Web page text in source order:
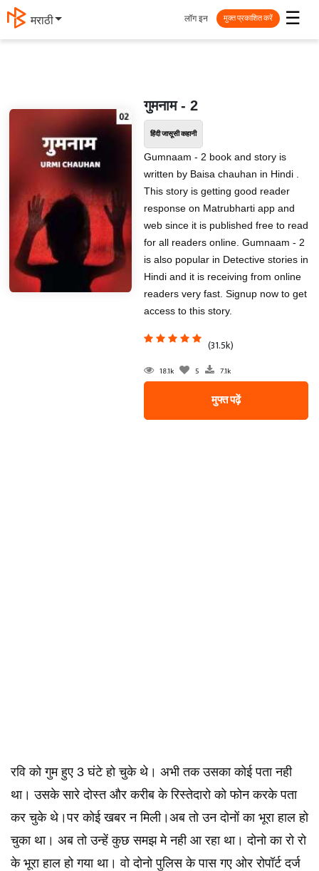
मराठी ☰
लॉग इन मुक्त प्रकाशित करें
गुमनाम - 2
हिंदी जासूसी कहानी
Gumnaam - 2 book and story is
written by Baisa chauhan in Hindi .
This story is getting good reader
response on Matrubharti app and
web since it is published free to read
for all readers online. Gumnaam - 2
is also popular in Detective stories in
Hindi and it is receiving from online
readers very fast. Signup now to get
access to this story.
(31.5k)
18.1k 5 7.1k
मुफ्त पढ़ें
रवि को गुम हुए 3 घंटे हो चुके थे। अभी तक उसका कोई पता नही
था। उसके सारे दोस्त और करीब के रिस्तेदारो को फोन करके पता
कर चुके थे।पर कोई खबर न मिली।अब तो उन दोनों का भूरा हाल हो
चुका था। अब तो उन्हें कुछ समझ मे नही आ रहा था। दोनो का रो रो
के भूरा हाल हो गया था। वो दोनो पुलिस के पास गए ओर रोपॉर्ट दर्ज